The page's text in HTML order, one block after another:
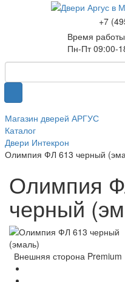
+7
Время
Пн-Пт 09:00-
Магазин дверей АРГУС
Каталог
Двери Интекрон
Олимпия ФЛ 613 черный
Олимпия
черный
Внешняя сторона Premium